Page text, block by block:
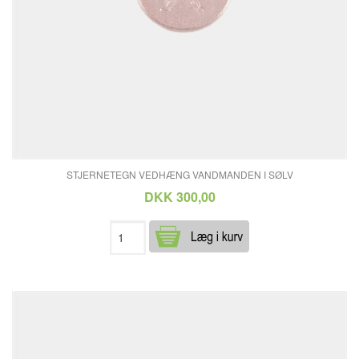
STJERNETEGN VEDHÆNG VANDMANDEN I SØLV
DKK 300,00